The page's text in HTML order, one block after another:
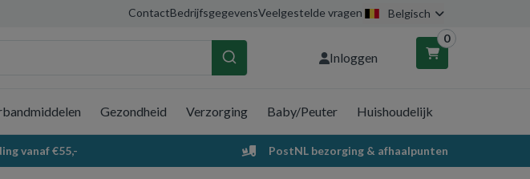
ContactBedrijfsgegevensVeelgestelde vragen Belgisch
Inloggen
0
Winkelwagen
Gezondheid Verzorging Baby/Peuter Huishoudelijk
vanaf €55,- PostNL bezorging & afhaalpunten